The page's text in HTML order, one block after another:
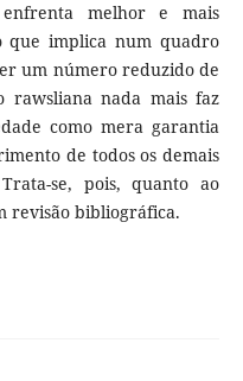
melhor e mais
que implica num quadro
um número reduzido de
rawsliana nada mais faz
como mera garantia
de todos os demais
se, pois, quanto ao
revisão bibliográfica.